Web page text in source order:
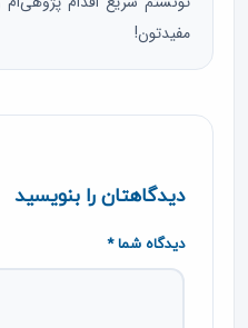
مفیدتون!
دیدگاهتان را بنویسید
دیدگاه شما *